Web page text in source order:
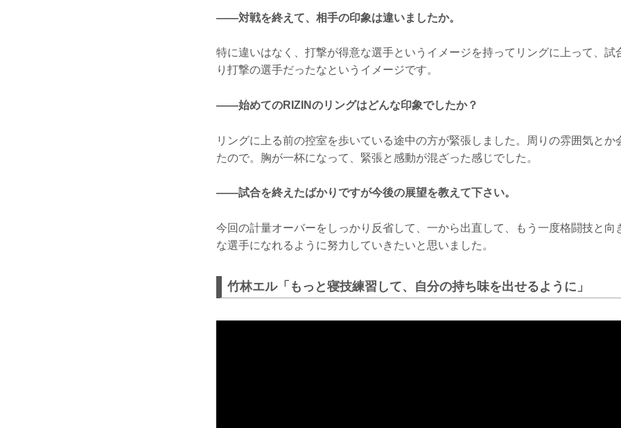
——対戦を終えて、相手の印象は違いましたか。
特に違いはなく、打撃が得意な選手というイメージを持ってリングに上って、試
り打撃の選手だったなというイメージです。
——始めてのRIZINのリングはどんな印象でしたか？
リングに上る前の控室を歩いている途中の方が緊張しました。周りの雰囲気とか
たので。胸が一杯になって、緊張と感動が混ざった感じでした。
——試合を終えたばかりですが今後の展望を教えて下さい。
今回の計量オーバーをしっかり反省して、一から出直して、もう一度格闘技と向
な選手になれるように努力していきたいと思いました。
竹林エル「もっと寝技練習して、自分の持ち味を出せるように」